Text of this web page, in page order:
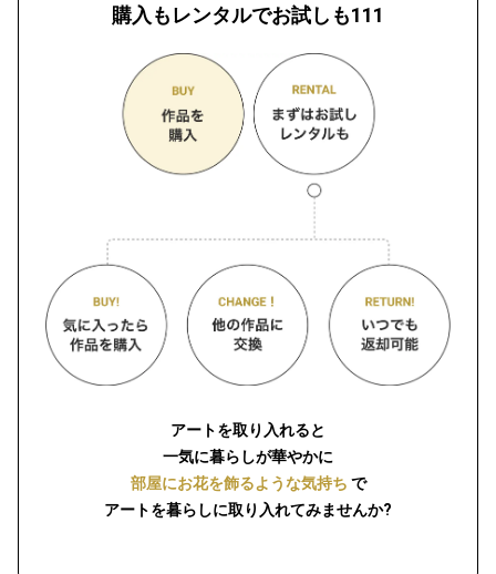
購入もレンタルでお試しも111
アートを取り入れると
一気に暮らしが華やかに
部屋にお花を飾るような気持ち で
アートを暮らしに取り入れてみませんか?